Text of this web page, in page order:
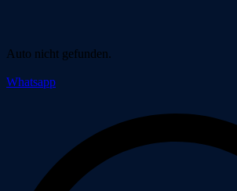
Auto nicht gefunden.
Whatsapp